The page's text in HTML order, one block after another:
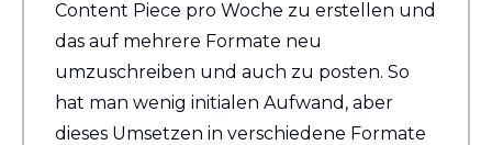
Content Piece pro Woche zu erstellen und
das auf mehrere Formate neu
umzuschreiben und auch zu posten. So
hat man wenig initialen Aufwand, aber
dieses Umsetzen in verschiedene Formate